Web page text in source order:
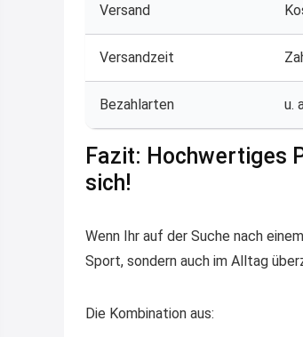
Versand
Versandzeit
Bezahlarten u.
Fazit: Hochwertiges
sich!
Wenn Ihr auf der Suche nach
Sport, sondern auch im Alltag
Die Kombination aus: